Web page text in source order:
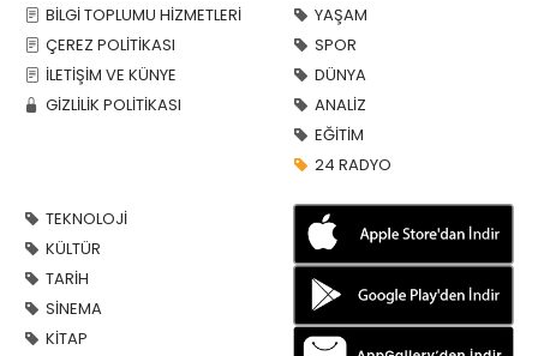
BİLGİ TOPLUMU HİZMETLERİ
ÇEREZ POLİTİKASI
İLETİŞİM VE KÜNYE
GİZLİLİK POLİTİKASI
YAŞAM
SPOR
DÜNYA
ANALİZ
EĞİTİM
24 RADYO
TEKNOLOJİ
KÜLTÜR
TARİH
SİNEMA
KİTAP